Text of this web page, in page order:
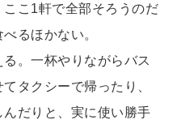
す
て？
ここ1軒で全部そろうのだ
るほかない。
。一杯やりながらバス
タクシーで帰ったり、
だりと、実に使い勝手